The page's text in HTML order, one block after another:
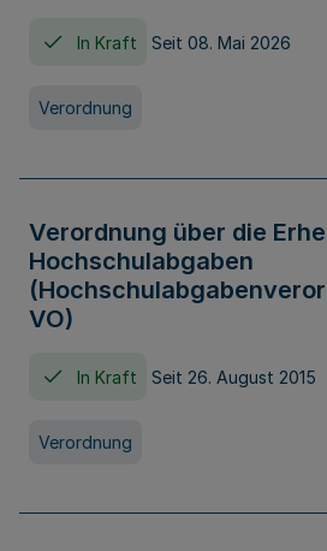
In Kraft Seit 08. Mai 2026
Verordnung
Verordnung über die
Hochschulabgaben
VO)
In Kraft Seit 26. August 2015
Verordnung